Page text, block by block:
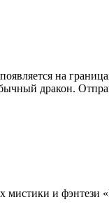
на
дракон.
и фэнтези